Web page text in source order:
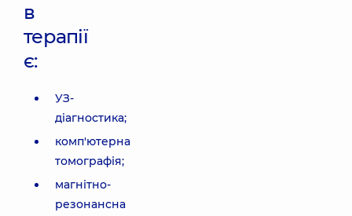
в
терапії
є:
УЗ-
діагностика;
комп'ютерна
томографія;
магнітно-
резонансна